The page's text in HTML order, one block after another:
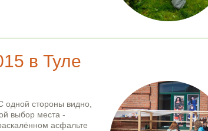
в Туле
стороны видно,
выбор места -
асфальте